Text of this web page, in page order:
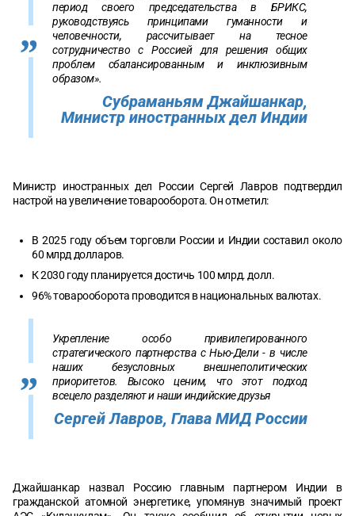
период своего председательства в БРИКС,
руководствуясь принципами гуманности и
человечности, рассчитывает на тесное
сотрудничество с Россией для решения общих
проблем сбалансированным и инклюзивным
образом».
Субраманьям Джайшанкар,
Министр иностранных дел Индии
Министр иностранных дел России Сергей Лавров подтвердил
настрой на увеличение товарооборота. Он отметил:
В 2025 году объем торговли России и Индии составил около
60 млрд долларов.
К 2030 году планируется достичь 100 млрд. долл.
96% товарооборота проводится в национальных валютах.
Укрепление особо привилегированного
стратегического партнерства с Нью-Дели - в числе
наших безусловных внешнеполитических
приоритетов. Высоко ценим, что этот подход
всецело разделяют и наши индийские друзья
Сергей Лавров, Глава МИД России
Джайшанкар назвал Россию главным партнером Индии в
гражданской атомной энергетике, упомянув значимый проект